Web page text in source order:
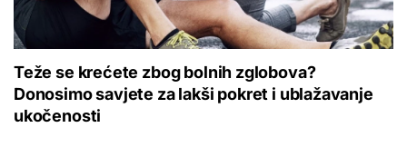
Teže se krećete zbog bolnih zglobova?
Donosimo savjete za lakši pokret i ublažavanje
ukočenosti